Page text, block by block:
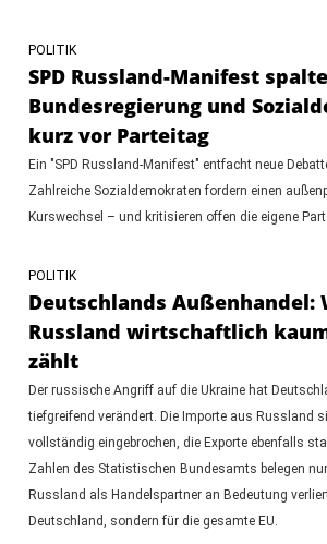
POLITIK
SPD Russland-Manifest
Bundesregierung und
kurz vor Parteitag
Ein "SPD Russland-Manifest" entfacht neue
Zahlreiche Sozialdemokraten fordern einen
Kurswechsel – und kritisieren offen die eigene
POLITIK
Deutschlands Außenhandel:
Russland wirtschaftlich
zählt
Der russische Angriff auf die Ukraine hat
tiefgreifend verändert. Die Importe aus Russland
vollständig eingebrochen, die Exporte ebenfalls
Zahlen des Statistischen Bundesamts belegen
Russland als Handelspartner an Bedeutung
Deutschland, sondern für die gesamte EU.